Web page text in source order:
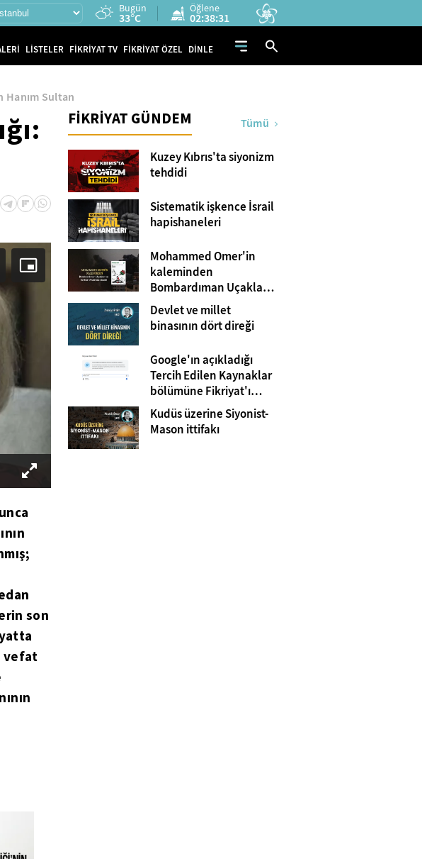
Bugün
33°C
Öğlene
02:38:30
LİSTELER FİKRİYAT TV FİKRİYAT ÖZEL DİNLE
Hanım Sultan
son
vefat
FİKRİYAT GÜNDEM Tümü
Kuzey Kıbrıs'ta siyonizm
tehdidi
Sistematik işkence İsrail
hapishaneleri
Mohammed Omer'in
kaleminden
Bombardıman Uçakları
ve Tanklar Arasında
Gazze
Devlet ve millet
binasının dört direği
Google'ın açıkladığı
Tercih Edilen Kaynaklar
bölümüne Fikriyat'ı
eklemeyi unutmayın!
Kudüs üzerine Siyonist-
Mason ittifakı